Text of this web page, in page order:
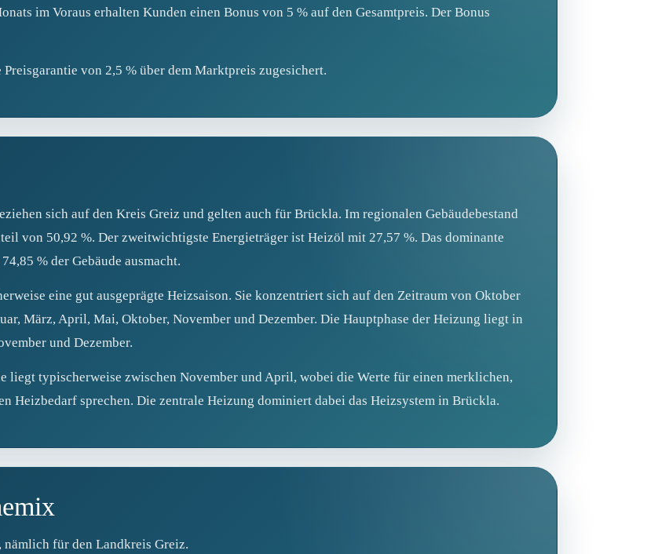
im Voraus erhalten Kunden einen Bonus von 5 % auf den Gesamtpreis. Der Bonus
von 2,5 % über dem Marktpreis zugesichert.
sich auf den Kreis Greiz und gelten auch für Brückla. Im regionalen Gebäudebestand
von 50,92 %. Der zweitwichtigste Energieträger ist Heizöl mit 27,57 %. Das dominante
% der Gebäude ausmacht.
eine gut ausgeprägte Heizsaison. Sie konzentriert sich auf den Zeitraum von Oktober
März, April, Mai, Oktober, November und Dezember. Die Hauptphase der Heizung liegt in
und Dezember.
liegt typischerweise zwischen November und April, wobei die Werte für einen merklichen,
Heizbedarf sprechen. Die zentrale Heizung dominiert dabei das Heizsystem in Brückla.
für den Landkreis Greiz.